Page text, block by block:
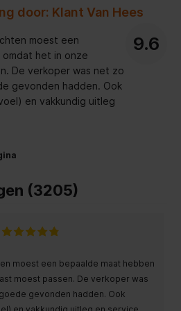
door: Klant Van Hees
9.6
moest een
het in onze
De verkoper was net zo
gevonden hadden. Ook
en vakkundig uitleg
(3205)
moest een bepaalde maat hebben
moest passen. De verkoper was
gevonden hadden. Ook